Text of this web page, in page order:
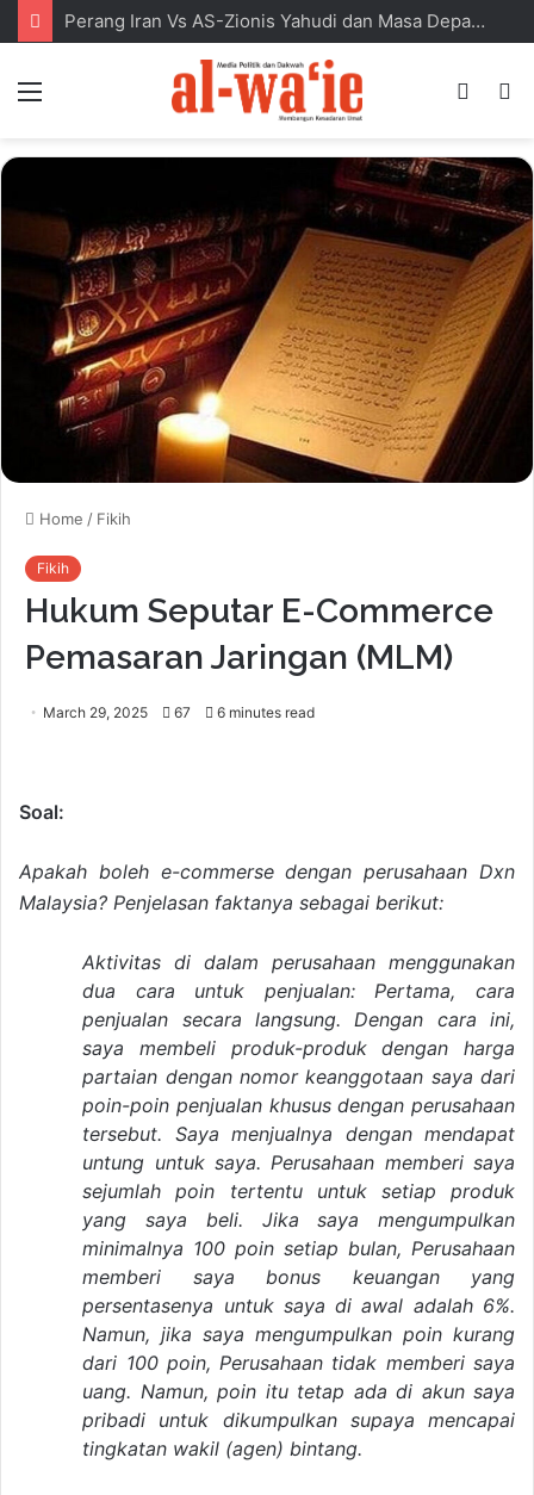
Perang Iran Vs AS-Zionis Yahudi dan Masa Depan Dunia Islam
Switch
Home / Fikih
Fikih
Hukum Seputar E-Commerce
Pemasaran Jaringan (MLM)
March 29, 2025 67 6 minutes read
Soal:
Apakah boleh e-commerse dengan perusahaan Dxn
Malaysia? Penjelasan faktanya sebagai berikut:
Aktivitas di dalam perusahaan menggunakan
dua cara untuk penjualan: Pertama, cara
penjualan secara langsung. Dengan cara ini,
saya membeli produk-produk dengan harga
partaian dengan nomor keanggotaan saya dari
poin-poin penjualan khusus dengan perusahaan
tersebut. Saya menjualnya dengan mendapat
untung untuk saya. Perusahaan memberi saya
sejumlah poin tertentu untuk setiap produk
yang saya beli. Jika saya mengumpulkan
minimalnya 100 poin setiap bulan, Perusahaan
memberi saya bonus keuangan yang
persentasenya untuk saya di awal adalah 6%.
Namun, jika saya mengumpulkan poin kurang
dari 100 poin, Perusahaan tidak memberi saya
uang. Namun, poin itu tetap ada di akun saya
pribadi untuk dikumpulkan supaya mencapai
tingkatan wakil (agen) bintang.